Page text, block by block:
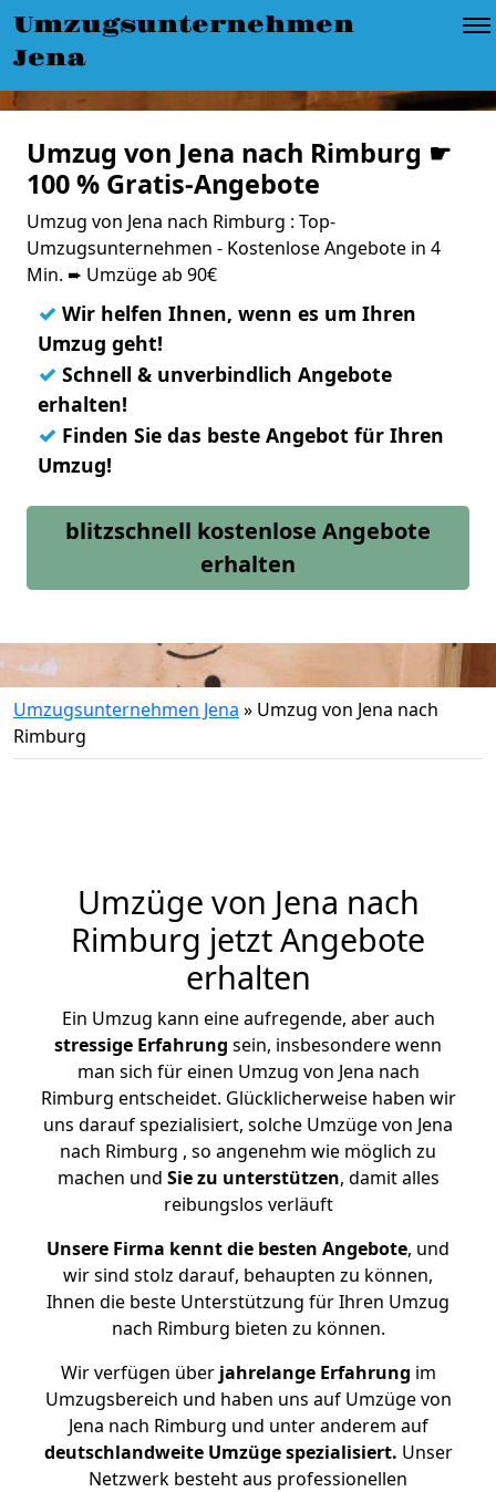
Umzugsunternehmen
Jena
Umzug von Jena nach Rimburg ☛
100 % Gratis-Angebote
Umzug von Jena nach Rimburg : Top-
Umzugsunternehmen - Kostenlose Angebote in 4
Min. ➨ Umzüge ab 90€
✓ Wir helfen Ihnen, wenn es um Ihren
Umzug geht!
✓ Schnell & unverbindlich Angebote
erhalten!
✓ Finden Sie das beste Angebot für Ihren
Umzug!
blitzschnell kostenlose Angebote
erhalten
Umzugsunternehmen Jena » Umzug von Jena nach
Rimburg
Umzüge von Jena nach
Rimburg jetzt Angebote
erhalten
Ein Umzug kann eine aufregende, aber auch
stressige Erfahrung sein, insbesondere wenn
man sich für einen Umzug von Jena nach
Rimburg entscheidet. Glücklicherweise haben wir
uns darauf spezialisiert, solche Umzüge von Jena
nach Rimburg , so angenehm wie möglich zu
machen und Sie zu unterstützen, damit alles
reibungslos verläuft
Unsere Firma kennt die besten Angebote, und
wir sind stolz darauf, behaupten zu können,
Ihnen die beste Unterstützung für Ihren Umzug
nach Rimburg bieten zu können.
Wir verfügen überjahrelange Erfahrung im
Umzugsbereich und haben uns auf Umzüge von
Jena nach Rimburg und unter anderem auf
deutschlandweite Umzüge spezialisiert. Unser
Netzwerk besteht aus professionellen